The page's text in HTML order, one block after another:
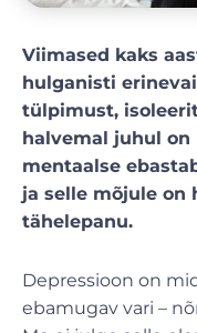
Viimased kaks
hulganisti
tülpimust,
halvemal juhul
mentaalse
ja selle mõjule on
tähelepanu.
Depressioon on
ebamugav vari –